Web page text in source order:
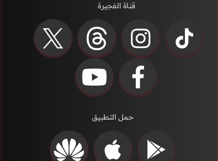
قناة الفجيرة
حمل التطبيق